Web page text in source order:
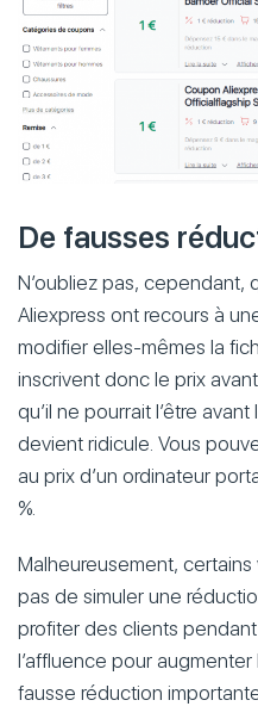
De fausses
N’oubliez pas, cependant,
Aliexpress ont recours à
modifier elles-mêmes la
inscrivent donc le prix
qu’il ne pourrait l’être
devient ridicule. Vous
au prix d’un ordinateur
%.
Malheureusement,
pas de simuler une
profiter des clients
l’affluence pour augmenter
fausse réduction